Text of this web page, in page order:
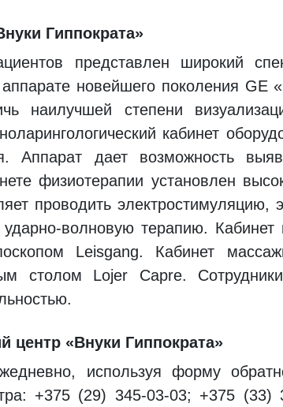
Гиппократа»
представлен широкий
аппарате новейшего поколения
наилучшей степени
кабинет
Аппарат дает возможность
физиотерапии установлен
проводить
волновую терапию. Кабинет
Leisgang. Кабинет
столом Lojer Capre.
центр «Внуки Гиппократа»
используя форму
+375 (29) 345-03-03; +375